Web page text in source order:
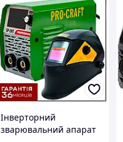
Інверторний
зварювальний апарат